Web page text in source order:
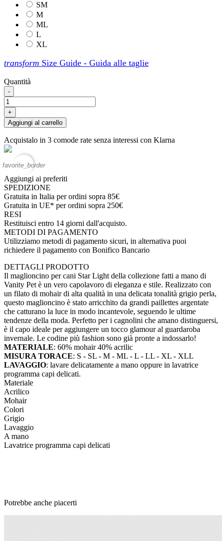
SM
M
ML
L
XL
transform Size Guide - Guida alle taglie
Quantità
-
+
Aggiungi al carrello
Acquistalo in 3 comode rate senza interessi con Klarna
favorite_border
Aggiungi ai preferiti
SPEDIZIONE
Gratuita in Italia per ordini sopra 85€
Gratuita in UE* per ordini sopra 250€
RESI
Restituisci entro 14 giorni dall'acquisto.
METODI DI PAGAMENTO
Utilizziamo metodi di pagamento sicuri, in alternativa puoi
richiedere il pagamento con Bonifico Bancario
DETTAGLI PRODOTTO
Il maglioncino per cani Star Light della collezione fatti a mano di
Vanity Pet è un vero capolavoro di eleganza e stile. Realizzato con
un filato di mohair di alta qualità in una delicata tonalità grigio perla,
questo maglioncino è stato arricchito da grandi paillettes argentate
che catturano la luce in modo incantevole, seguendo le ultime
tendenze della moda. Perfetto per i cagnolini che amano distinguersi,
è il capo ideale per aggiungere un tocco glamour al guardaroba
invernale. Le codine più fashion sono già pronte a indossarlo!
MATERIALE: 60% mohair 40% acrilic
MISURA TORACE: S - SL - M - ML - L - LL - XL - XLL
LAVAGGIO: lavare delicatamente a mano oppure in lavatrice
programma capi delicati.
Materiale
Acrilico
Mohair
Colori
Grigio
Lavaggio
A mano
Lavatrice programma capi delicati
Potrebbe anche piacerti